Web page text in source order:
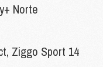
Norte
Ziggo Sport 14